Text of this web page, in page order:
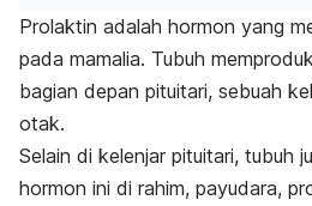
Prolaktin adalah hormon yang
pada mamalia. Tubuh
bagian depan pituitari, sebuah
otak.
Selain di kelenjar pituitari, tubuh
hormon ini di rahim, payudara,